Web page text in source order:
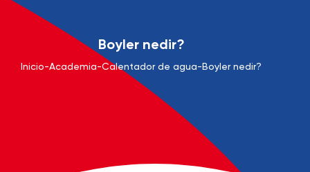
Boyler nedir?
Inicio-Academia-Calentador de agua- Boyler nedir?